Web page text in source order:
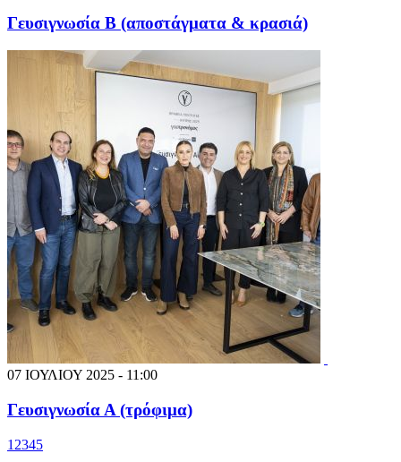
Γευσιγνωσία Β (αποστάγματα & κρασιά)
07 ΙΟΥΛΙΟΥ 2025 - 11:00
Γευσιγνωσία Α (τρόφιμα)
1 2345